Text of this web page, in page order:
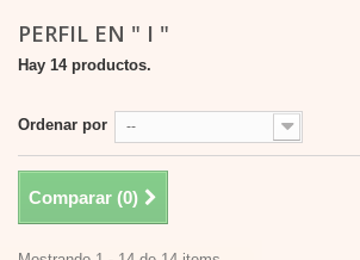
PERFIL EN " I "
Hay 14 productos.
Ordenar por --
Comparar (0)